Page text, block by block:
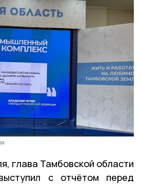
глава Тамбовской области
с отчётом перед